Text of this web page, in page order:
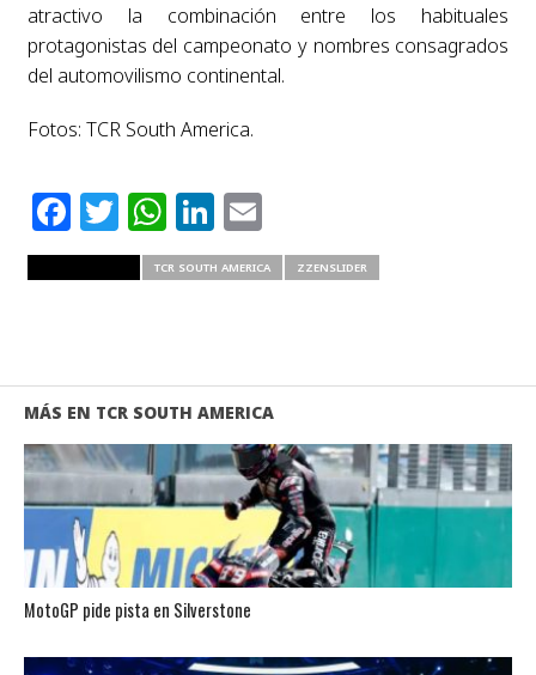
atractivo la combinación entre los habituales
protagonistas del campeonato y nombres consagrados
del automovilismo continental.
Fotos: TCR South America.
Facebook
Twitter
WhatsApp
LinkedIn
Email
TCR SOUTH AMERICA ZZENSLIDER
MÁS EN TCR SOUTH AMERICA
MotoGP pide pista en Silverstone